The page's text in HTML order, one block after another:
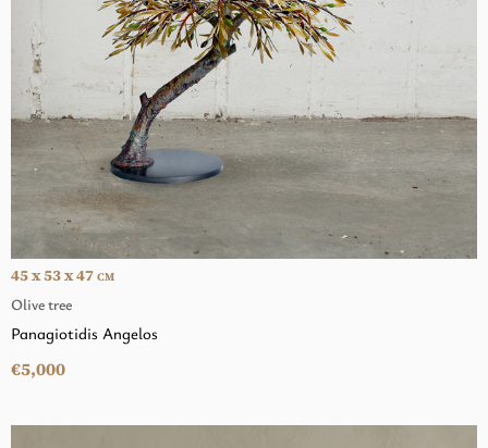
Olive tree
45 x 53 x 47 CM
Panagiotidis Angelos
€5,000